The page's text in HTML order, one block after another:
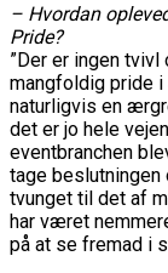
– Hvordan
Pride?
”Der er ingen
mangfoldig pride
naturligvis en
det er jo hele
eventbranchen
tage
tvunget til det af
har været
på at se fremad i